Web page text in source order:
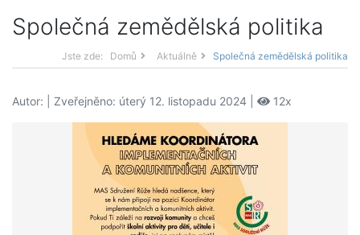
Společná zemědělská politika
Jste zde: Domů Aktuálně Společná zemědělská politika
Autor: | Zveřejněno: úterý 12. listopadu 2024 | 12x